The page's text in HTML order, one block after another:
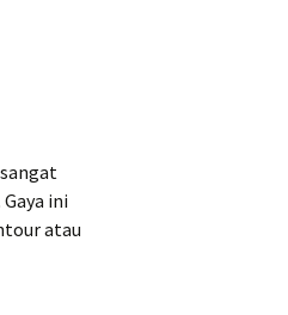
ini
atau